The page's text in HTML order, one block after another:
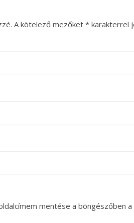
A kötelező mezőket * karakterrel
mentése a böngészőben